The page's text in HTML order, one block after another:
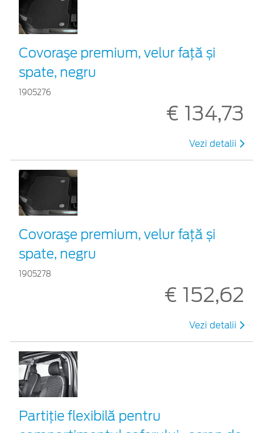
Covoraşe premium, velur față și
spate, negru
1905276
€ 134,73
Vezi detalii
Covoraşe premium, velur față și
spate, negru
1905278
€ 152,62
Vezi detalii
Partiție flexibilă pentru